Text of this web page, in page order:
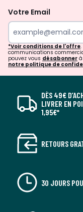
Votre Email
*Voir conditions de l'offre
communications
pouvez vous désabonner
notre politique de
DÈS 49€
LIVRER EN
1,95€*
RETOURS
30 JOURS